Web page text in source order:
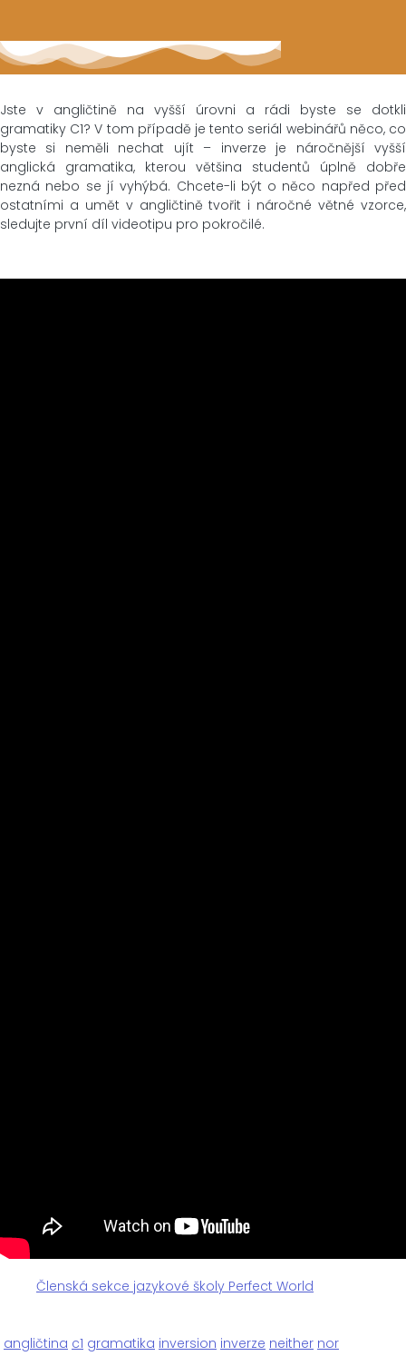
Jste v angličtině na vyšší úrovni a rádi byste se dotkli
gramatiky C1? V tom případě je tento seriál webinářů něco, co
byste si neměli nechat ujít – inverze je náročnější vyšší
anglická gramatika, kterou většina studentů úplně dobře
nezná nebo se jí vyhýbá. Chcete-li být o něco napřed před
ostatními a umět v angličtině tvořit i náročné větné vzorce,
sledujte první díl videotipu pro pokročilé.
Členská sekce jazykové školy Perfect World
angličtina c1 gramatika inversion inverze neither nor